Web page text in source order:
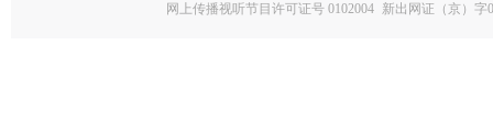
网上传播视听节目许可证号 0102004 新出网证（京）